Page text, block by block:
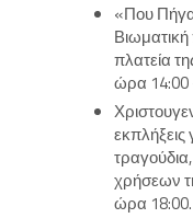
«Που
πλατεία
ώρα 14:00
εκπλήξεις
χρήσεων
ώρα 18:00.